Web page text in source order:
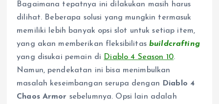
Bagaimana tepatnya ini dilakukan masih harus
dilihat. Beberapa solusi yang mungkin termasuk
memiliki lebih banyak opsi slot untuk setiap item,
yang akan memberikan fleksibilitasbuildcrafting
yang disukai pemain di Diablo 4 Season 10.
Namun, pendekatan ini bisa menimbulkan
masalah keseimbangan serupa dengan
Diablo 4
Chaos Armor sebelumnya. Opsi lain adalah